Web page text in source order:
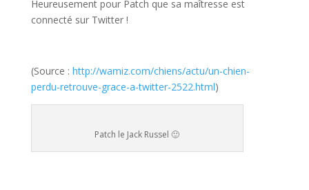
Heureusement pour Patch que sa maîtresse est
connecté sur Twitter !
(Source : http://wamiz.com/chiens/actu/un-chien-
perdu-retrouve-grace-a-twitter-2522.html)
Patch le Jack Russel 🙂